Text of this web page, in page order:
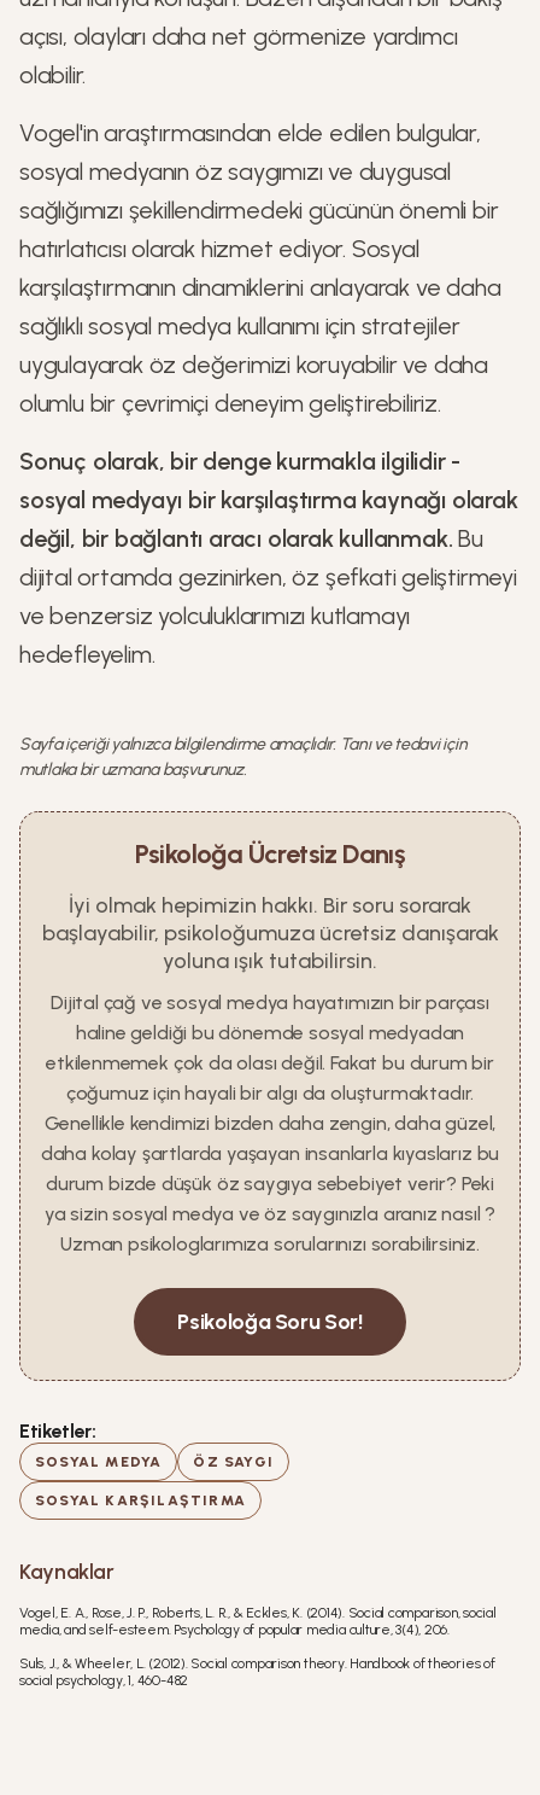
açısı, olayları daha net görmenize yardımcı
olabilir.
Vogel'in araştırmasından elde edilen bulgular,
sosyal medyanın öz saygımızı ve duygusal
sağlığımızı şekillendirmedeki gücünün önemli bir
hatırlatıcısı olarak hizmet ediyor. Sosyal
karşılaştırmanın dinamiklerini anlayarak ve daha
sağlıklı sosyal medya kullanımı için stratejiler
uygulayarak öz değerimizi koruyabilir ve daha
olumlu bir çevrimiçi deneyim geliştirebiliriz.
Sonuç olarak, bir denge kurmakla ilgilidir -
sosyal medyayı bir karşılaştırma kaynağı olarak
değil, bir bağlantı aracı olarak kullanmak.Bu
dijital ortamda gezinirken, öz şefkati geliştirmeyi
ve benzersiz yolculuklarımızı kutlamayı
hedefleyelim.
Sayfa içeriği yalnızca bilgilendirme amaçlıdır. Tanı ve tedavi için
mutlaka bir uzmana başvurunuz.
Psikoloğa Ücretsiz Danış
İyi olmak hepimizin hakkı. Bir soru sorarak
başlayabilir, psikoloğumuza ücretsiz danışarak
yoluna ışık tutabilirsin.
Dijital çağ ve sosyal medya hayatımızın bir parçası
haline geldiği bu dönemde sosyal medyadan
etkilenmemek çok da olası değil. Fakat bu durum bir
çoğumuz için hayali bir algı da oluşturmaktadır.
Genellikle kendimizi bizden daha zengin, daha güzel,
daha kolay şartlarda yaşayan insanlarla kıyaslarız bu
durum bizde düşük öz saygıya sebebiyet verir? Peki
ya sizin sosyal medya ve öz saygınızla aranız nasıl ?
Uzman psikologlarımıza sorularınızı sorabilirsiniz.
Psikoloğa Soru Sor!
Etiketler:
SOSYAL MEDYA ÖZ SAYGI
SOSYAL KARŞILAŞTIRMA
Kaynaklar
Vogel, E. A., Rose, J. P., Roberts, L. R., & Eckles, K. (2014). Social comparison, social
media, and self-esteem. Psychology of popular media culture, 3(4), 206.
Suls, J., & Wheeler, L. (2012). Social comparison theory. Handbook of theories of
social psychology, 1, 460-482